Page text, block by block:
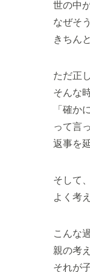
世の中
なぜそ
きちん
ただ正
そんな時
「確か
って言
返事を
そして、
よく考
こんな
親の考
それが